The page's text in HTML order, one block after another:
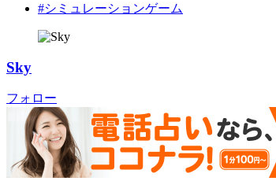
#シミュレーションゲーム
Sky
フォロー